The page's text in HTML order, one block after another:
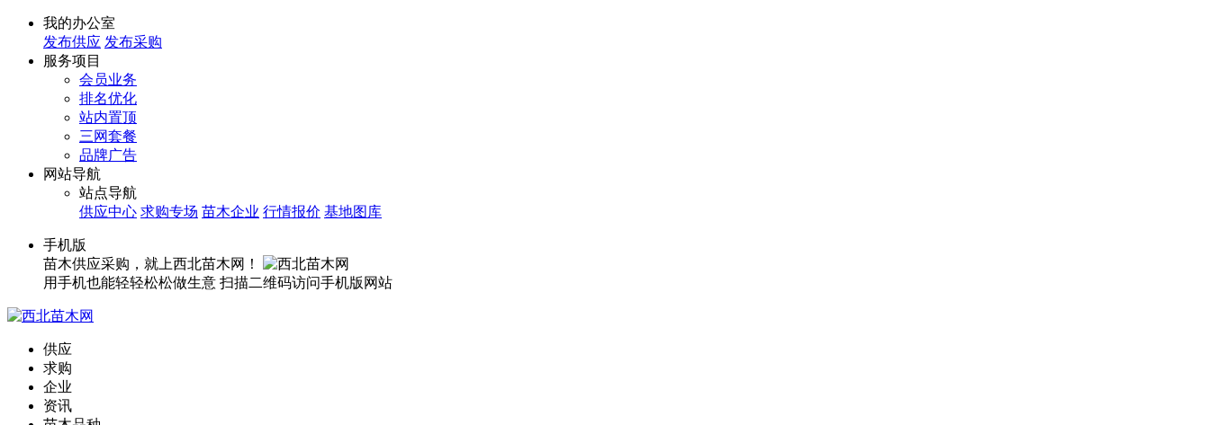
我的办公室
发布供应 发布采购
服务项目
会员业务
排名优化
站内置顶
三网套餐
品牌广告
网站导航
站点导航
供应中心 求购专场 苗木企业 行情报价 基地图库
手机版
苗木供应采购，就上西北苗木网！
用手机也能轻轻松松做生意 扫描二维码访问手机版网站
供应
求购
企业
资讯